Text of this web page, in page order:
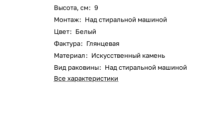
Высота, см: 9
Монтаж: Над стиральной машиной
Цвет: Белый
Фактура: Глянцевая
Материал: Искусственный камень
Вид раковины: Над стиральной машиной
Все характеристики